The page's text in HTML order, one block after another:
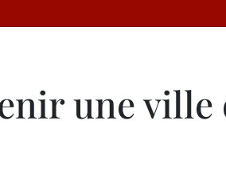
une